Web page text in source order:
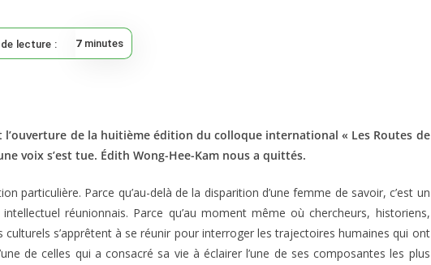
lecture : 7minutes
l’ouverture de la huitième édition du colloque international « Les Routes de
voix s’est tue. Édith Wong-Hee-Kam nous a quittés.
particulière. Parce qu’au-delà de la disparition d’une femme de savoir, c’est un
réunionnais. Parce qu’au moment même où chercheurs, historiens,
s’apprêtent à se réunir pour interroger les trajectoires humaines qui ont
de celles qui a consacré sa vie à éclairer l’une de ses composantes les plus